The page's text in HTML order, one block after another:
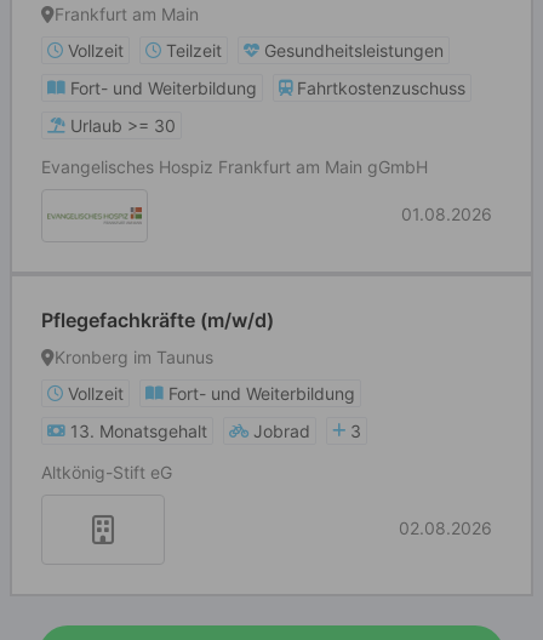
Frankfurt am Main
Vollzeit
Teilzeit
Gesundheitsleistungen
Fort- und Weiterbildung
Fahrtkostenzuschuss
Urlaub >= 30
Evangelisches Hospiz Frankfurt am Main gGmbH
01.08.2026
Pflegefachkräfte (m/w/d)
Kronberg im Taunus
Vollzeit
Fort- und Weiterbildung
13. Monatsgehalt
Jobrad
3
Altkönig-Stift eG
02.08.2026